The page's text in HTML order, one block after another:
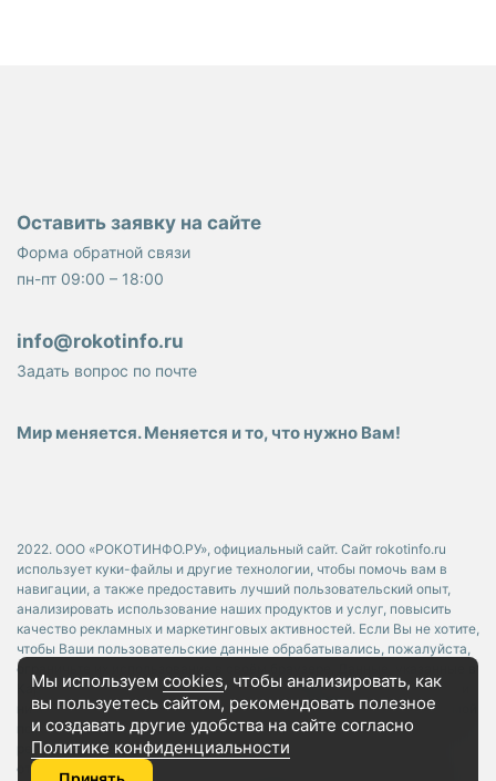
Оставить заявку на сайте
Форма обратной связи
пн-пт 09:00 – 18:00
info@rokotinfo.ru
Задать вопрос по почте
Мир меняется. Меняется и то, что нужно Вам!
2022. ООО «РОКОТИНФО.РУ», официальный сайт. Сайт rokotinfo.ru
использует куки-файлы и другие технологии, чтобы помочь вам в
навигации, а также предоставить лучший пользовательский опыт,
анализировать использование наших продуктов и услуг, повысить
качество рекламных и маркетинговых активностей. Если Вы не хотите,
чтобы Ваши пользовательские данные обрабатывались, пожалуйста,
ограничьте их использование в своём браузере. Данные, указанные в
Карточках Товара носят исключительно информационный характер и
ни при каких условиях не является публичной офертой, определяемой
положениями Статьи 437 Гражданского кодекса РФ. Используя без
регистрации или регистрируясь на портале Rokotinfo, в. т.ч.
отправляя сообщения или заявки посредством электронной почты
Мы используем cookies, чтобы анализировать, как
вы пользуетесь сайтом, рекомендовать полезное
и создавать другие удобства на сайте согласно
Политике конфиденциальности